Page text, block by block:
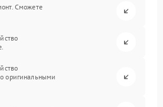
Сможете
оригинальными